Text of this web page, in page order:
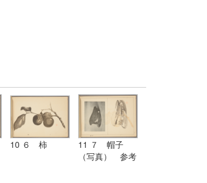
10 ６ 柿
11 ７ 帽子
（写真） 参考